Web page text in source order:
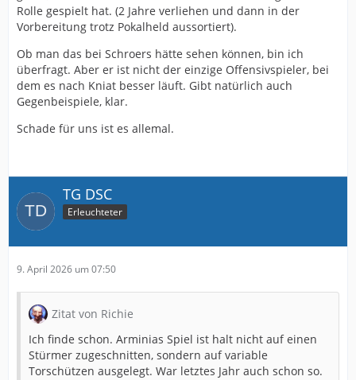
Rolle gespielt hat. (2 Jahre verliehen und dann in der
Vorbereitung trotz Pokalheld aussortiert).
Ob man das bei Schroers hätte sehen können, bin ich
überfragt. Aber er ist nicht der einzige Offensivspieler, bei
dem es nach Kniat besser läuft. Gibt natürlich auch
Gegenbeispiele, klar.
Schade für uns ist es allemal.
TG DSC
Erleuchteter
9. April 2026 um 07:50
Zitat von Richie
Ich finde schon. Arminias Spiel ist halt nicht auf einen
Stürmer zugeschnitten, sondern auf variable
Torschützen ausgelegt. War letztes Jahr auch schon so.